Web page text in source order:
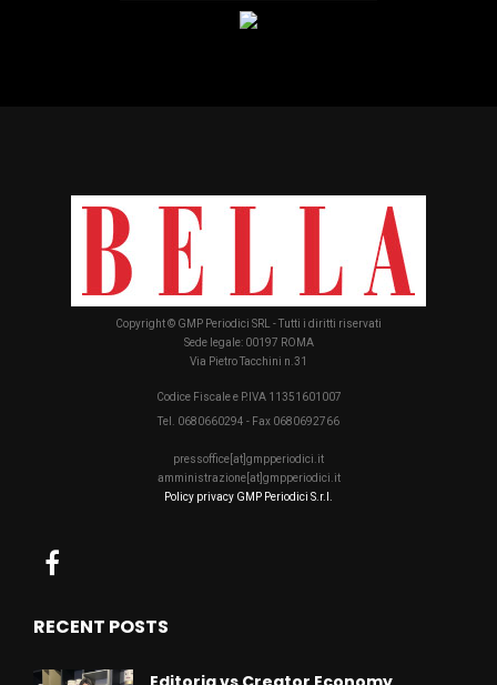
Copyright © GMP Periodici SRL - Tutti i diritti riservati
Sede legale: 00197 ROMA
Via Pietro Tacchini n.31
Codice Fiscale e P.IVA 11351601007
Tel. 0680660294 - Fax 0680692766
pressoffice[at]gmpperiodici.it
amministrazione[at]gmpperiodici.it
Policy privacy GMP Periodici S.r.l.
RECENT POSTS